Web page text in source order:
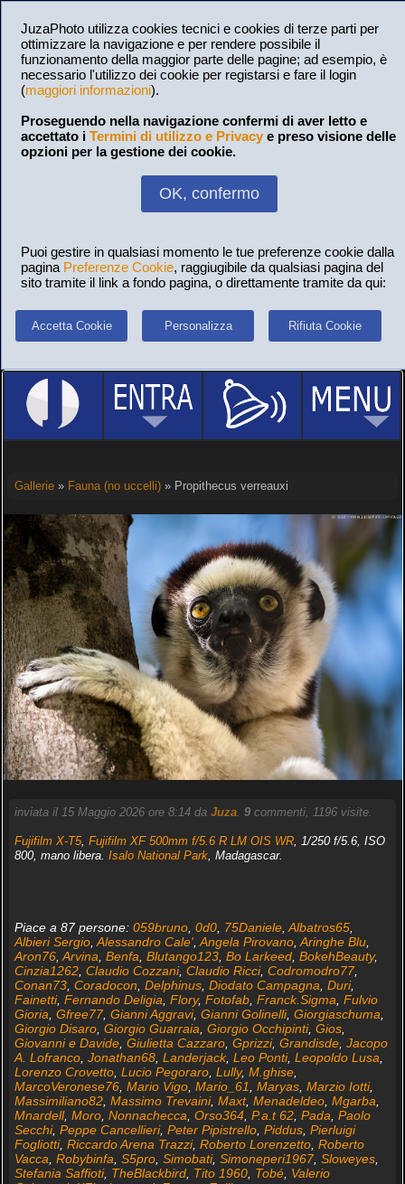
JuzaPhoto utilizza cookies tecnici e cookies di terze parti per
ottimizzare la navigazione e per rendere possibile il
funzionamento della maggior parte delle pagine; ad esempio, è
necessario l'utilizzo dei cookie per registarsi e fare il login
(maggiori informazioni).
Proseguendo nella navigazione confermi di aver letto e
accettato i Termini di utilizzo e Privacy e preso visione delle
opzioni per la gestione dei cookie.
OK, confermo
Puoi gestire in qualsiasi momento le tue preferenze cookie dalla
pagina Preferenze Cookie, raggiugibile da qualsiasi pagina del
sito tramite il link a fondo pagina, o direttamente tramite da qui:
Accetta Cookie Personalizza Rifiuta Cookie
Gallerie» Fauna (no uccelli)» Propithecus verreauxi
inviata il 15 Maggio 2026 ore 8:14 da Juza. 9commenti, 1196 visite.
Fujifilm X-T5, Fujifilm XF 500mm f/5.6 R LM OIS WR, 1/250 f/5.6, ISO
800, mano libera. Isalo National Park, Madagascar.
Piace a 87 persone: 059bruno, 0d0, 75Daniele, Albatros65,
Albieri Sergio, Alessandro Cale', Angela Pirovano, Aringhe Blu,
Aron76, Arvina Benfa Blutango123, Bo Larkeed, BokehBeauty,
Cinzia1262, Claudio Cozzani, Claudio Ricci, Codromodro77,
Conan73, Coradocon Delphinus, Diodato Campagna Duri,
Fainetti, Fernando Deligia Flory, Fotofab, Franck.Sigma Fulvio
Gioria Gfree77, Gianni Aggravi, Gianni Golinelli, Giorgiaschuma
Giorgio Disaro, Giorgio Guarraia Giorgio Occhipinti, Gios,
Giovanni e Davide, Giulietta Cazzaro, Gprizzi, Grandisde, Jacopo
A. Lofranco, Jonathan68, Landerjack, Leo Ponti, Leopoldo Lusa
Lorenzo Crovetto, Lucio Pegoraro, Lully, M.ghise,
MarcoVeronese76, Mario Vigo, Mario_61 Maryas, Marzio Iotti,
Massimiliano82, Massimo Trevaini, Maxt, Menadeldeo, Mgarba
Mnardell, Moro, Nonnachecca Orso364, P.a.t 62, Pada Paolo
Secchi, Peppe Cancellieri, Peter Pipistrello, Piddus, Pierluigi
Fogliotti, Riccardo Arena Trazzi, Roberto Lorenzetto, Roberto
Vacca Robybinfa S5pro, Simobati, Simoneperi1967, Sloweyes,
Stefania Saffioti, TheBlackbird, Tito 1960, Tobé, Valerio